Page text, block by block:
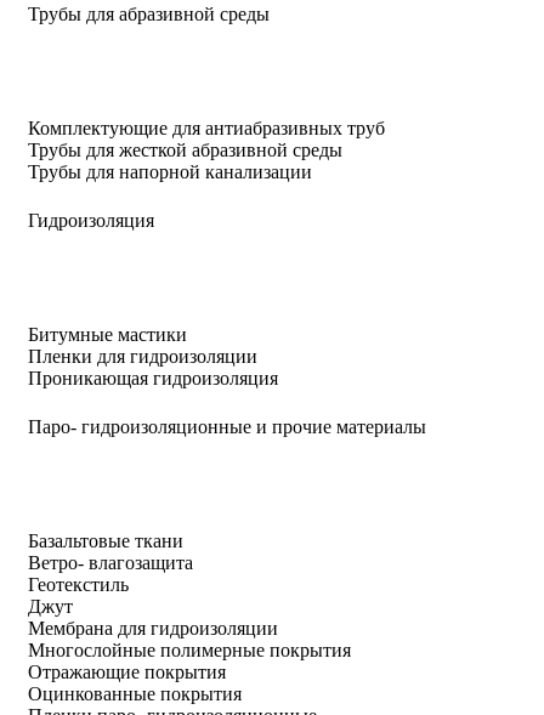
Трубы для абразивной среды
Комплектующие для антиабразивных труб
Трубы для жесткой абразивной среды
Трубы для напорной канализации
Гидроизоляция
Битумные мастики
Пленки для гидроизоляции
Проникающая гидроизоляция
Паро- гидроизоляционные и прочие материалы
Базальтовые ткани
Ветро- влагозащита
Геотекстиль
Джут
Мембрана для гидроизоляции
Многослойные полимерные покрытия
Отражающие покрытия
Оцинкованные покрытия